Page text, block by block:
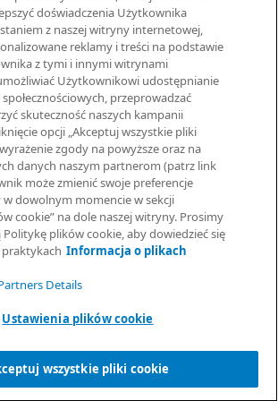
UMOWY
o przetwarzaniu danych
Społeczności partnerów
Security Terms and Conditions
logo Cepheid, GeneXpert®, Xpert® i
towarowe spółki Cepheid, zarejestrowane w
USA i w innych krajach.
doświadczenia Użytkownika
z naszej witryny internetowej,
reklamy i treści na podstawie
z tymi i innymi witrynami
Użytkownikowi udostępnianie
przeprowadzać
skuteczność naszych kampanii
opcji „Akceptuj wszystkie pliki
zgody na powyższe oraz na
danych naszym partnerom (patrz link
może zmienić swoje preferencje
dowolnym momencie w sekcji
cookie” na dole naszej witryny. Prosimy
Politykę plików cookie, aby dowiedzieć się
praktykach Informacja o plikach
Details
Ustawienia plików cookie
wszystkie pliki cookie